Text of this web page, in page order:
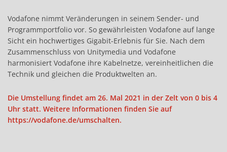
Vodafone nimmt Veränderungen in seinem Sender- und
Programmportfolio vor. So gewährleisten Vodafone auf lange
Sicht ein hochwertiges Gigabit-Erlebnis für Sie. Nach dem
Zusammenschluss von Unitymedia und Vodafone
harmonisiert Vodafone ihre Kabelnetze, vereinheitlichen die
Technik und gleichen die Produktwelten an.
Die Umstellung findet am 26. Mal 2021 in der Zelt von 0 bis 4
Uhr statt. Weitere Informationen finden Sie auf
https://vodafone.de/umschalten.